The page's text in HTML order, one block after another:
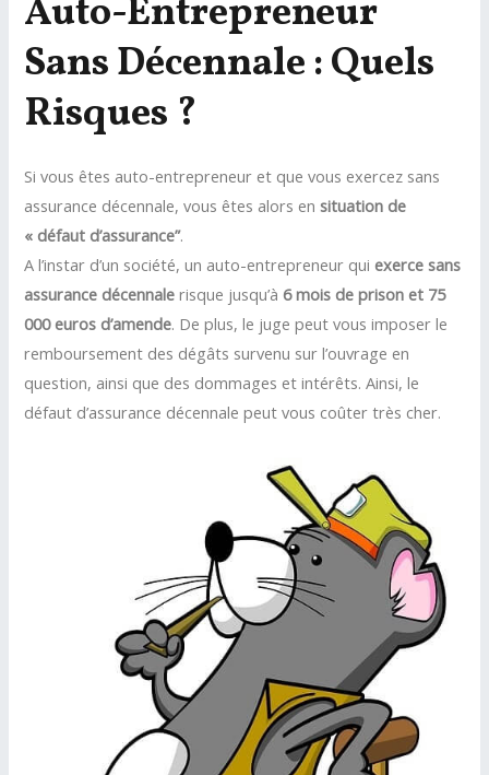
Auto-Entrepreneur
Sans Décennale : Quels
Risques ?
Si vous êtes auto-entrepreneur et que vous exercez sans
assurance décennale, vous êtes alors ensituation de
« défaut d’assurance”.
A l’instar d’un société, un auto-entrepreneur quiexerce sans
assurance décennale risque jusqu’à6 mois de prison et 75
000 euros d’amende. De plus, le juge peut vous imposer le
remboursement des dégâts survenu sur l’ouvrage en
question, ainsi que des dommages et intérêts. Ainsi, le
défaut d’assurance décennale peut vous coûter très cher.